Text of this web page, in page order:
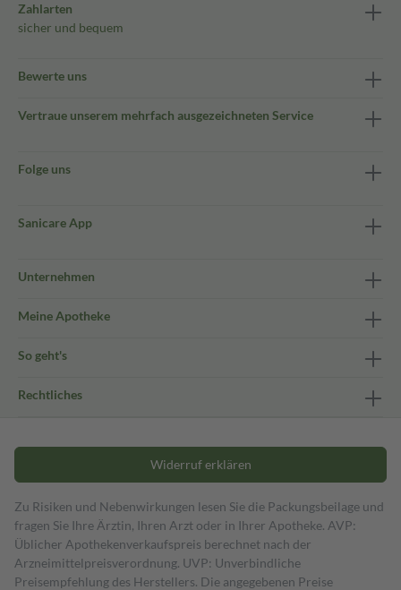
Zahlarten
sicher und bequem
Bewerte uns
Vertraue unserem mehrfach ausgezeichneten Service
Folge uns
Sanicare App
Unternehmen
Meine Apotheke
So geht's
Rechtliches
Widerruf erklären
Zu Risiken und Nebenwirkungen lesen Sie die Packungsbeilage und
fragen Sie Ihre Ärztin, Ihren Arzt oder in Ihrer Apotheke. AVP:
Üblicher Apothekenverkaufspreis berechnet nach der
Arzneimittelpreisverordnung. UVP: Unverbindliche
Preisempfehlung des Herstellers. Die angegebenen Preise